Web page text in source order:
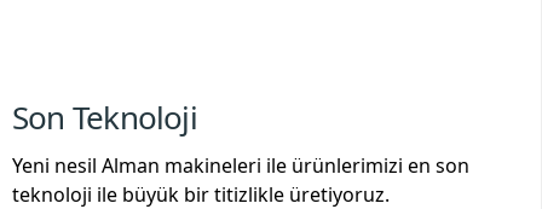
Son Teknoloji
Yeni nesil Alman makineleri ile ürünlerimizi en son
teknoloji ile büyük bir titizlikle üretiyoruz.